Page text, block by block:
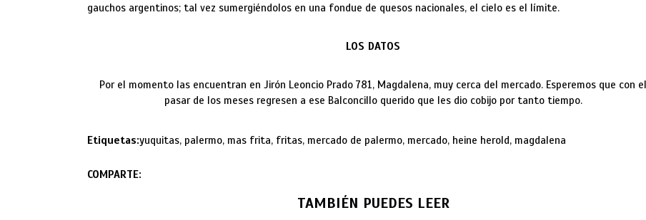
gauchos argentinos; tal vez sumergiéndolos en una fondue de quesos nacionales, el cielo es el límite.
LOS DATOS
Por el momento las encuentran en Jirón Leoncio Prado 781, Magdalena, muy cerca del mercado. Esperemos que con el
pasar de los meses regresen a ese Balconcillo querido que les dio cobijo por tanto tiempo.
Etiquetas:yuquitas, palermo, mas frita, fritas, mercado de palermo, mercado, heine herold, magdalena
COMPARTE:
TAMBIÉN PUEDES LEER